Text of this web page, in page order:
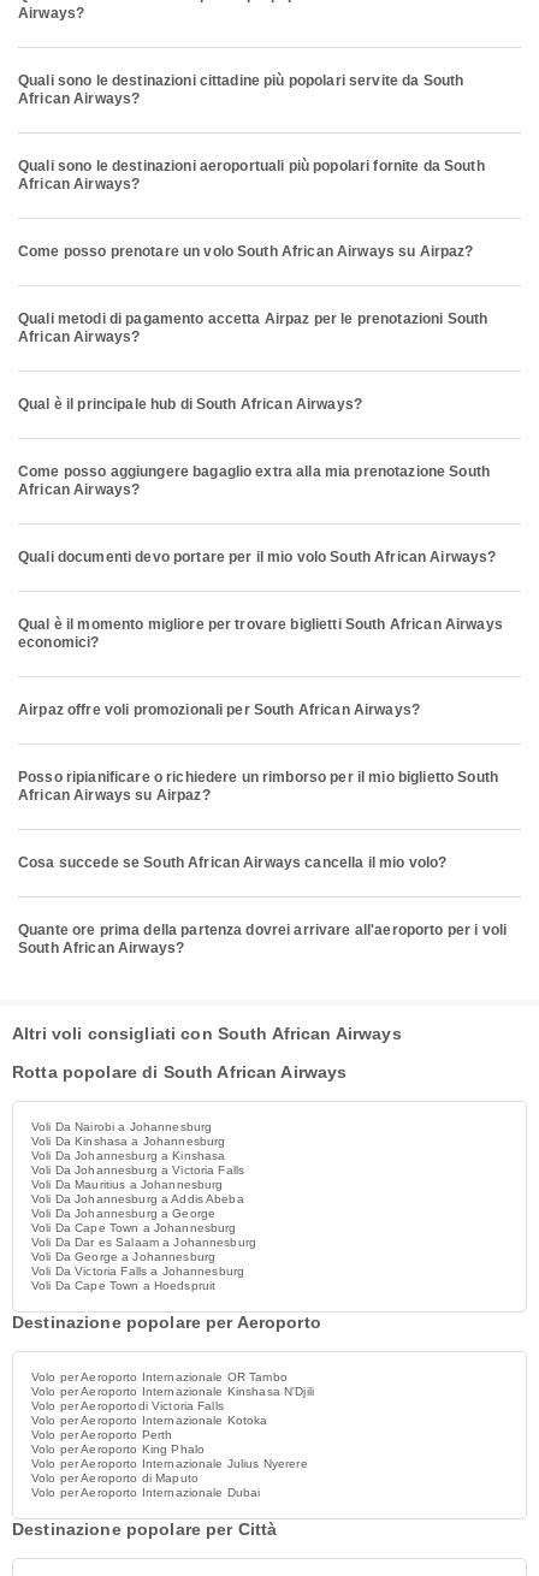
Airways?
Quali sono le destinazioni cittadine più popolari servite da South
African Airways?
Quali sono le destinazioni aeroportuali più popolari fornite da South
African Airways?
Come posso prenotare un volo South African Airways su Airpaz?
Quali metodi di pagamento accetta Airpaz per le prenotazioni South
African Airways?
Qual è il principale hub di South African Airways?
Come posso aggiungere bagaglio extra alla mia prenotazione South
African Airways?
Quali documenti devo portare per il mio volo South African Airways?
Qual è il momento migliore per trovare biglietti South African Airways
economici?
Airpaz offre voli promozionali per South African Airways?
Posso ripianificare o richiedere un rimborso per il mio biglietto South
African Airways su Airpaz?
Cosa succede se South African Airways cancella il mio volo?
Quante ore prima della partenza dovrei arrivare all'aeroporto per i voli
South African Airways?
Altri voli consigliati con South African Airways
Rotta popolare di South African Airways
Voli Da Nairobi a Johannesburg
Voli Da Kinshasa a Johannesburg
Voli Da Johannesburg a Kinshasa
Voli Da Johannesburg a Victoria Falls
Voli Da Mauritius a Johannesburg
Voli Da Johannesburg a Addis Abeba
Voli Da Johannesburg a George
Voli Da Cape Town a Johannesburg
Voli Da Dar es Salaam a Johannesburg
Voli Da George a Johannesburg
Voli Da Victoria Falls a Johannesburg
Voli Da Cape Town a Hoedspruit
Destinazione popolare per Aeroporto
Volo per Aeroporto Internazionale OR Tambo
Volo per Aeroporto Internazionale Kinshasa N'Djili
Volo per Aeroportodi Victoria Falls
Volo per Aeroporto Internazionale Kotoka
Volo per Aeroporto Perth
Volo per Aeroporto King Phalo
Volo per Aeroporto Internazionale Julius Nyerere
Volo per Aeroporto di Maputo
Volo per Aeroporto Internazionale Dubai
Destinazione popolare per Città